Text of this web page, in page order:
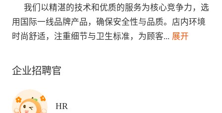
我们以精湛的技术和优质的服务为核心竞争力，选
用国际一线品牌产品，确保安全性与品质。店内环境
时尚舒适，注重细节与卫生标准，为顾客... 展开
企业招聘官
HR